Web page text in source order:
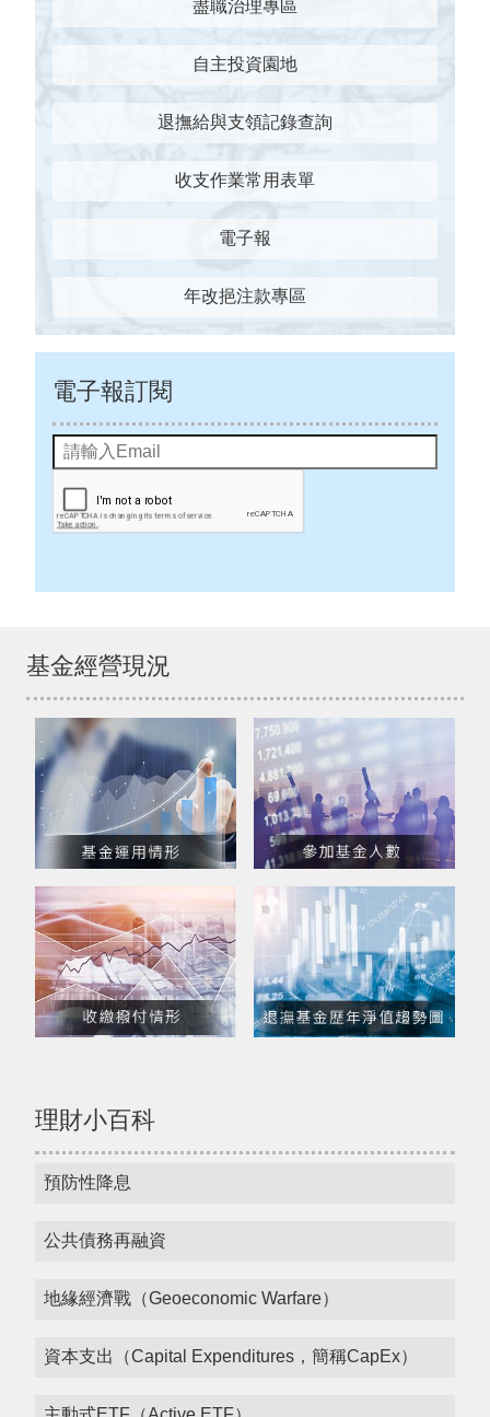
盡職治理專區
自主投資園地
退撫給與支領記錄查詢
收支作業常用表單
電子報
年改挹注款專區
電子報訂閱
基金經營現況
理財小百科
預防性降息
公共債務再融資
地緣經濟戰（Geoeconomic Warfare）
資本支出（Capital Expenditures，簡稱CapEx）